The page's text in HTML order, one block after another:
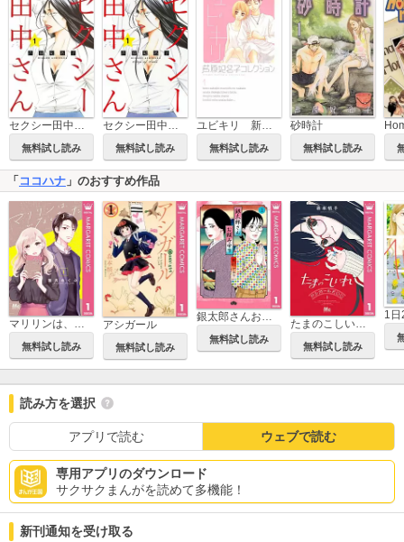
セクシー田中さん
無料試し読み
セクシー田中さん【マイクロ】
無料試し読み
ユビキリ 新装版
無料試し読み
砂時計
無料試し読み
「 ココハナ 」のおすすめ作品
マリリンは、いなくなった
無料試し読み
アシガール
無料試し読み
銀太郎さんお頼み申す
無料試し読み
たまのこしいれ ―アシガールEDO―
無料試し読み
1日
読み方を選択
アプリで読む ウェブで読む
専用アプリのダウンロード
サクサクまんがを読めて多機能！
新刊通知を受け取る